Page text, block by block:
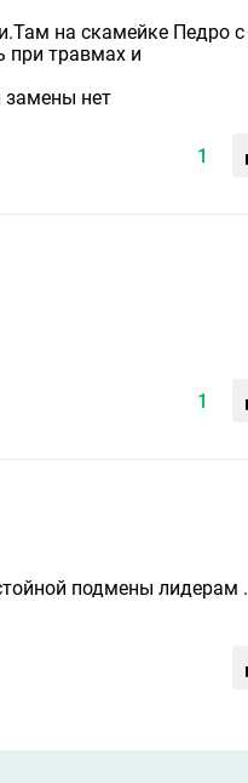
на скамейке Педро с
при травмах и
замены нет
1
1
подмены лидерам .